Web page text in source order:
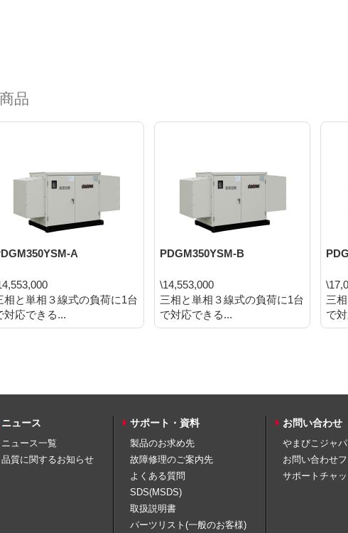
品
A
相と単相３線式の負荷に1台
対応できる...
PDGM350YSM-B
\14,553,000
三相と単相３線式の負荷に1台
で対応できる...
三
で
ニュース
ニュース一覧
品質に関するお知らせ
サポート・資料
製品のお求め先
故障修理のご案内先
よくある質問
SDS(MSDS)
取扱説明書
パーツリスト(一般のお客様)
お問い合わせ
やまびこジャ
お問い合わせ
サポートチャッ